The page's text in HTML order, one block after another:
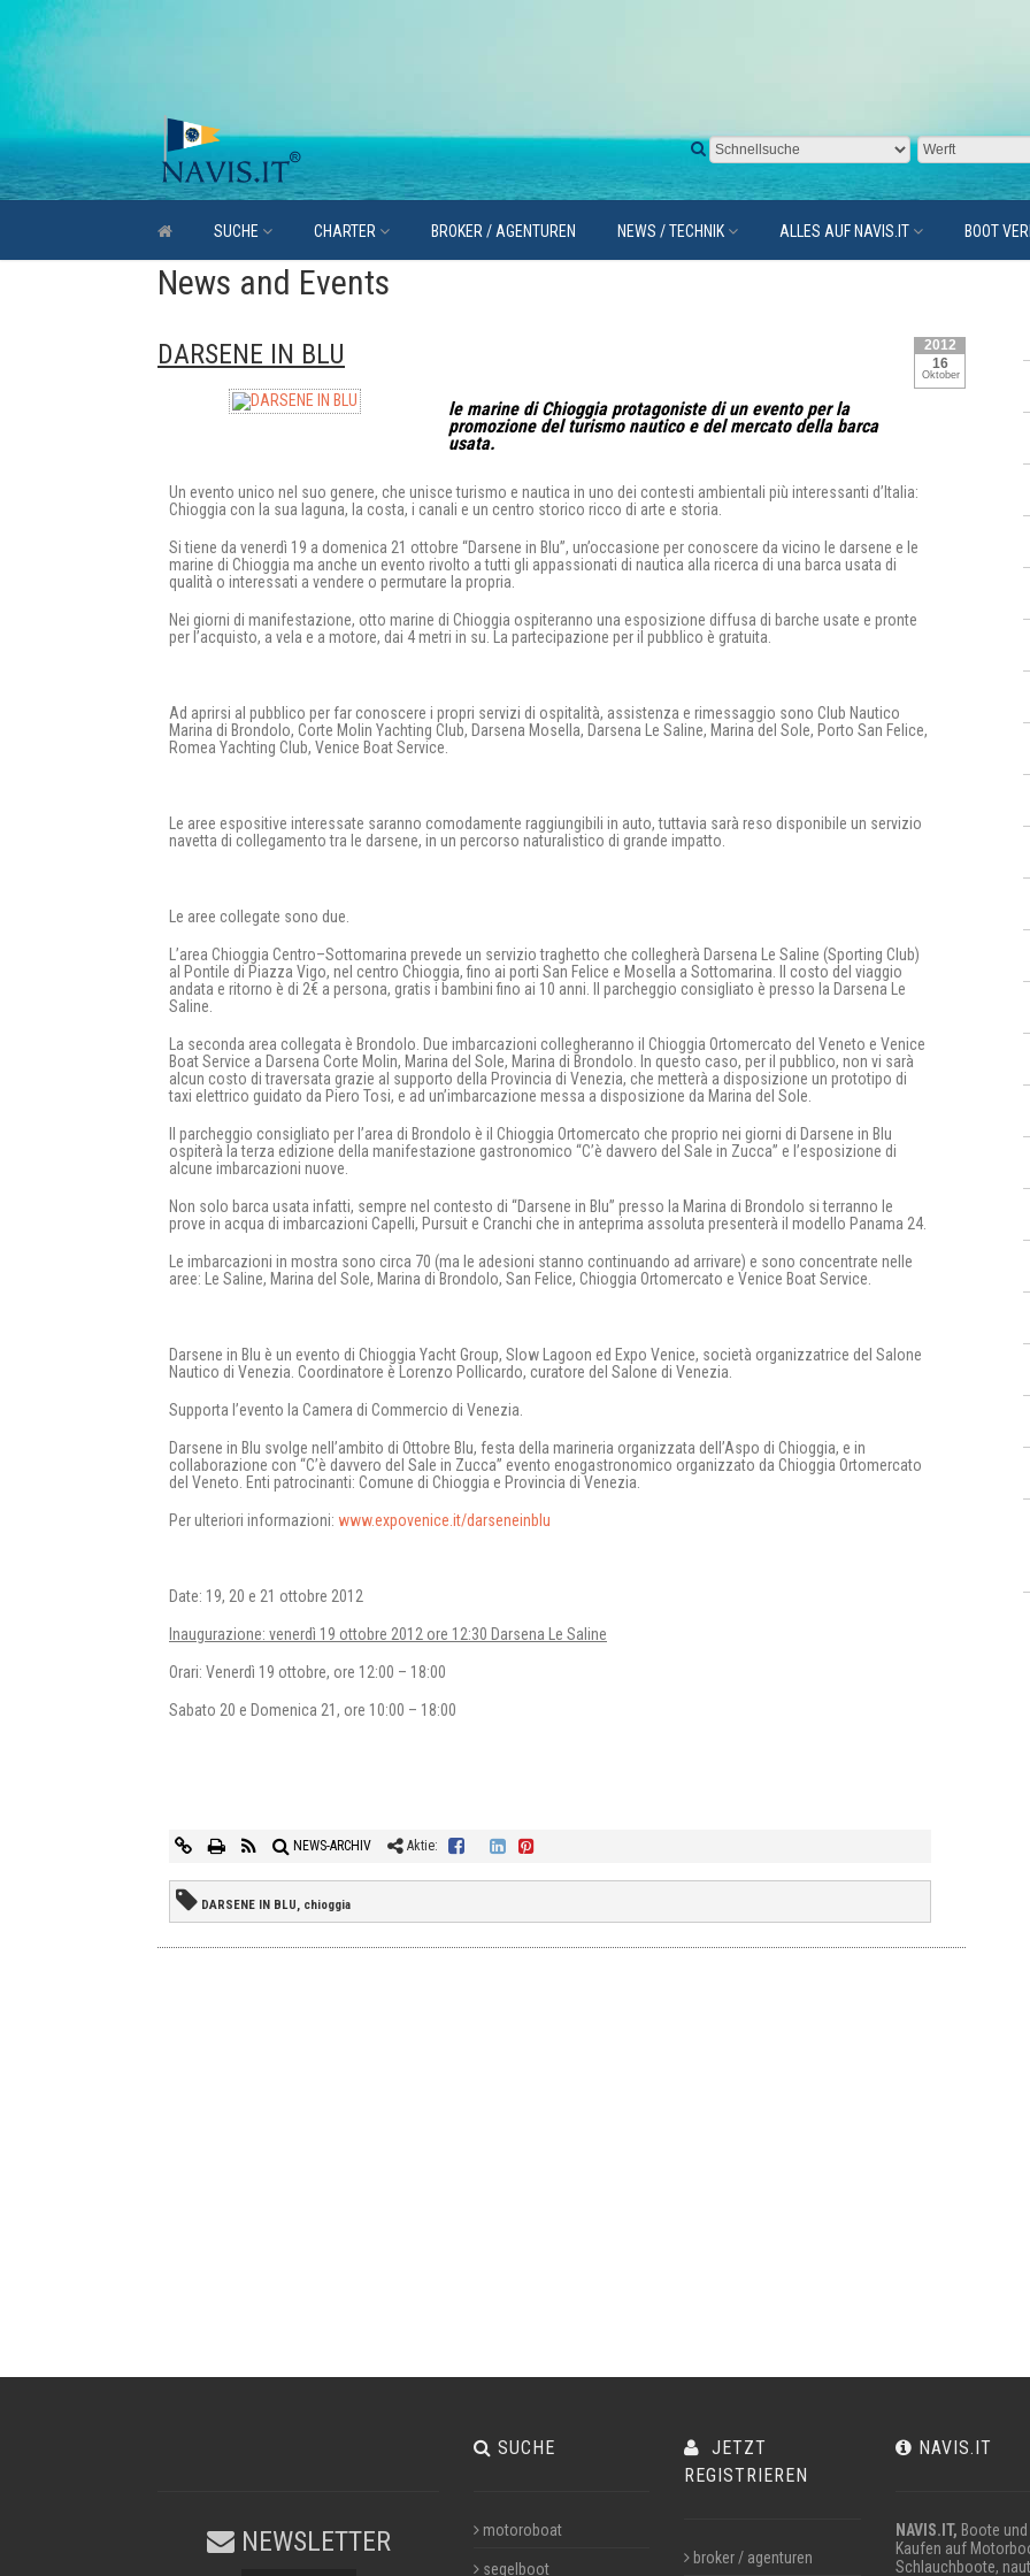
SUCHE CHARTER BROKER / AGENTUREN NEWS / TECHNIK ALLES AUF NAVIS.IT BOOT
News and Events
2012
16
Oktober
DARSENE IN BLU
le marine di Chioggia protagoniste di un evento per la
promozione del turismo nautico e del mercato della barca
usata.
Un evento unico nel suo genere, che unisce turismo e nautica in uno dei contesti ambientali più interessanti d’Italia:
Chioggia con la sua laguna, la costa, i canali e un centro storico ricco di arte e storia.
Si tiene da venerdì 19 a domenica 21 ottobre “Darsene in Blu”, un’occasione per conoscere da vicino le darsene e le
marine di Chioggia ma anche un evento rivolto a tutti gli appassionati di nautica alla ricerca di una barca usata di
qualità o interessati a vendere o permutare la propria.
Nei giorni di manifestazione, otto marine di Chioggia ospiteranno una esposizione diffusa di barche usate e pronte
per l’acquisto, a vela e a motore, dai 4 metri in su. La partecipazione per il pubblico è gratuita.
Ad aprirsi al pubblico per far conoscere i propri servizi di ospitalità, assistenza e rimessaggio sono Club Nautico
Marina di Brondolo, Corte Molin Yachting Club, Darsena Mosella, Darsena Le Saline, Marina del Sole, Porto San Felice,
Romea Yachting Club, Venice Boat Service.
Le aree espositive interessate saranno comodamente raggiungibili in auto, tuttavia sarà reso disponibile un servizio
navetta di collegamento tra le darsene, in un percorso naturalistico di grande impatto.
Le aree collegate sono due.
L’area Chioggia Centro–Sottomarina prevede un servizio traghetto che collegherà Darsena Le Saline (Sporting Club)
al Pontile di Piazza Vigo, nel centro Chioggia, fino ai porti San Felice e Mosella a Sottomarina. Il costo del viaggio
andata e ritorno è di 2€ a persona, gratis i bambini fino ai 10 anni. Il parcheggio consigliato è presso la Darsena Le
Saline.
La seconda area collegata è Brondolo. Due imbarcazioni collegheranno il Chioggia Ortomercato del Veneto e Venice
Boat Service a Darsena Corte Molin, Marina del Sole, Marina di Brondolo. In questo caso, per il pubblico, non vi sarà
alcun costo di traversata grazie al supporto della Provincia di Venezia, che metterà a disposizione un prototipo di
taxi elettrico guidato da Piero Tosi, e ad un’imbarcazione messa a disposizione da Marina del Sole.
Il parcheggio consigliato per l’area di Brondolo è il Chioggia Ortomercato che proprio nei giorni di Darsene in Blu
ospiterà la terza edizione della manifestazione gastronomico “C’è davvero del Sale in Zucca” e l’esposizione di
alcune imbarcazioni nuove.
Non solo barca usata infatti, sempre nel contesto di “Darsene in Blu” presso la Marina di Brondolo si terranno le
prove in acqua di imbarcazioni Capelli, Pursuit e Cranchi che in anteprima assoluta presenterà il modello Panama 24.
Le imbarcazioni in mostra sono circa 70 (ma le adesioni stanno continuando ad arrivare) e sono concentrate nelle
aree: Le Saline, Marina del Sole, Marina di Brondolo, San Felice, Chioggia Ortomercato e Venice Boat Service.
Darsene in Blu è un evento di Chioggia Yacht Group, Slow Lagoon ed Expo Venice, società organizzatrice del Salone
Nautico di Venezia. Coordinatore è Lorenzo Pollicardo, curatore del Salone di Venezia.
Supporta l’evento la Camera di Commercio di Venezia.
Darsene in Blu svolge nell’ambito di Ottobre Blu, festa della marineria organizzata dell’Aspo di Chioggia, e in
collaborazione con “C’è davvero del Sale in Zucca” evento enogastronomico organizzato da Chioggia Ortomercato
del Veneto. Enti patrocinanti: Comune di Chioggia e Provincia di Venezia.
Per ulteriori informazioni: www.expovenice.it/darseneinblu
Date: 19, 20 e 21 ottobre 2012
Inaugurazione: venerdì 19 ottobre 2012 ore 12:30 Darsena Le Saline
Orari: Venerdì 19 ottobre, ore 12:00 – 18:00
Sabato 20 e Domenica 21, ore 10:00 – 18:00
NEWS-ARCHIV Aktie:
DARSENE IN BLU, chioggia
NEWSLETTER
SUCHE
motoroboat
segelboot
JETZT
REGISTRIEREN
broker / agenturen
NAVIS.IT
NAVIS.IT, Boote
Kaufen auf
Schlauchboote,